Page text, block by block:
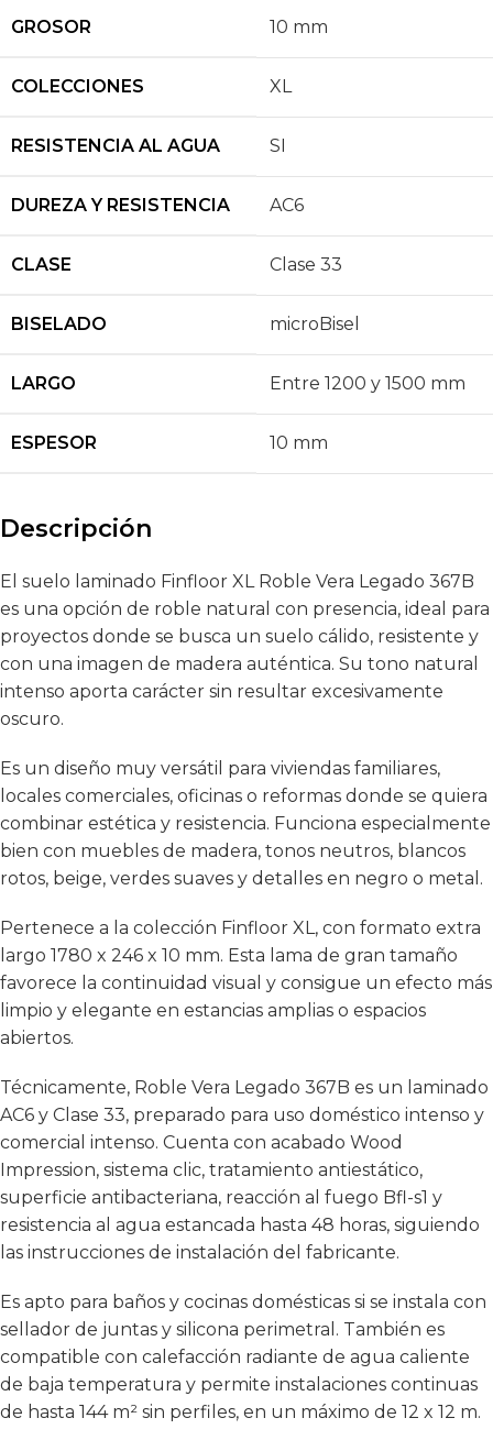
GROSOR 10 mm
COLECCIONES XL
RESISTENCIA AL AGUA SI
DUREZA Y RESISTENCIA AC6
CLASE Clase 33
BISELADO microBisel
LARGO Entre 1200 y 1500 mm
ESPESOR 10 mm
Descripción
El suelo laminado Finfloor XL Roble Vera Legado 367B
es una opción de roble natural con presencia, ideal para
proyectos donde se busca un suelo cálido, resistente y
con una imagen de madera auténtica. Su tono natural
intenso aporta carácter sin resultar excesivamente
oscuro.
Es un diseño muy versátil para viviendas familiares,
locales comerciales, oficinas o reformas donde se quiera
combinar estética y resistencia. Funciona especialmente
bien con muebles de madera, tonos neutros, blancos
rotos, beige, verdes suaves y detalles en negro o metal.
Pertenece a la colección Finfloor XL, con formato extra
largo 1780 x 246 x 10 mm. Esta lama de gran tamaño
favorece la continuidad visual y consigue un efecto más
limpio y elegante en estancias amplias o espacios
abiertos.
Técnicamente, Roble Vera Legado 367B es un laminado
AC6 y Clase 33, preparado para uso doméstico intenso y
comercial intenso. Cuenta con acabado Wood
Impression, sistema clic, tratamiento antiestático,
superficie antibacteriana, reacción al fuego Bfl-s1 y
resistencia al agua estancada hasta 48 horas, siguiendo
las instrucciones de instalación del fabricante.
Es apto para baños y cocinas domésticas si se instala con
sellador de juntas y silicona perimetral. También es
compatible con calefacción radiante de agua caliente
de baja temperatura y permite instalaciones continuas
de hasta 144 m² sin perfiles, en un máximo de 12 x 12 m.